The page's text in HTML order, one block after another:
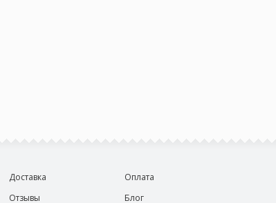
Доставка
Отзывы
Оплата
Блог